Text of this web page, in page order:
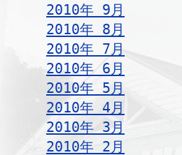
2010年 9月
2010年 8月
2010年 7月
2010年 6月
2010年 5月
2010年 4月
2010年 3月
2010年 2月